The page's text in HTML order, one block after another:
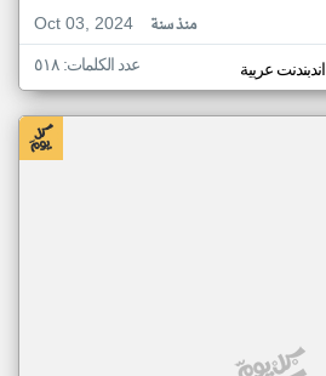
Oct 03, 2024
منذ سنة
اندبندنت عربية عدد الكلمات: ٥١٨